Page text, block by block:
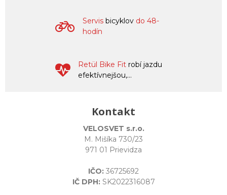
Servis bicyklov do 48-
hodín
Retül Bike Fit robí jazdu
efektívnejšou,...
Kontakt
VELOSVET s.r.o.
M. Mišíka 730/23
971 01 Prievidza
IČO: 36725692
IČ DPH: SK2022316087